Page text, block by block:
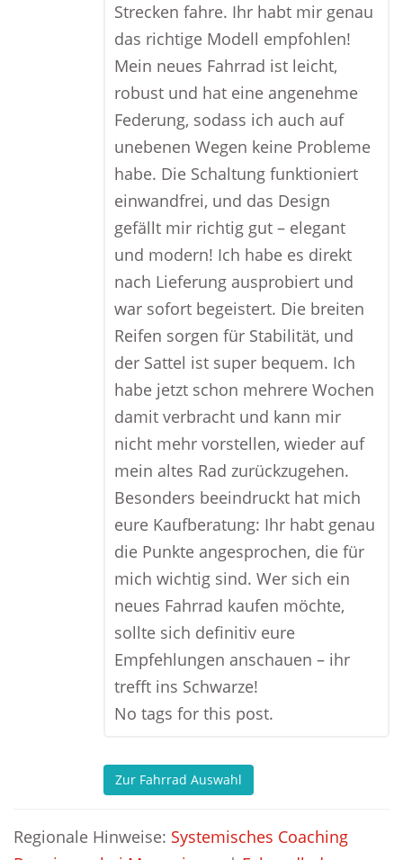
Strecken fahre. Ihr habt mir genau
das richtige Modell empfohlen!
Mein neues Fahrrad ist leicht,
robust und hat eine angenehme
Federung, sodass ich auch auf
unebenen Wegen keine Probleme
habe. Die Schaltung funktioniert
einwandfrei, und das Design
gefällt mir richtig gut – elegant
und modern! Ich habe es direkt
nach Lieferung ausprobiert und
war sofort begeistert. Die breiten
Reifen sorgen für Stabilität, und
der Sattel ist super bequem. Ich
habe jetzt schon mehrere Wochen
damit verbracht und kann mir
nicht mehr vorstellen, wieder auf
mein altes Rad zurückzugehen.
Besonders beeindruckt hat mich
eure Kaufberatung: Ihr habt genau
die Punkte angesprochen, die für
mich wichtig sind. Wer sich ein
neues Fahrrad kaufen möchte,
sollte sich definitiv eure
Empfehlungen anschauen – ihr
trefft ins Schwarze!
No tags for this post.
Zur Fahrrad Auswahl
Regionale Hinweise: Systemisches Coaching